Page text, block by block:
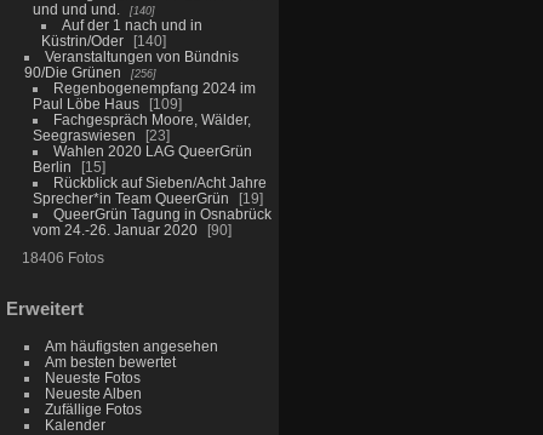
und und und.
140
Auf der 1 nach und in
Küstrin/Oder
140
Veranstaltungen von Bündnis
90/Die Grünen
256
Regenbogenempfang 2024 im
Paul Löbe Haus
109
Fachgespräch Moore, Wälder,
Seegraswiesen
23
Wahlen 2020 LAG QueerGrün
Berlin
15
Rückblick auf Sieben/Acht Jahre
Sprecher*in Team QueerGrün
19
QueerGrün Tagung in Osnabrück
vom 24.-26. Januar 2020
90
18406 Fotos
Erweitert
Am häufigsten angesehen
Am besten bewertet
Neueste Fotos
Neueste Alben
Zufällige Fotos
Kalender